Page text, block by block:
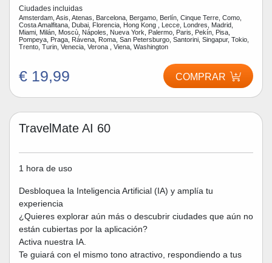
Ciudades incluidas
Amsterdam, Asis, Atenas, Barcelona, Bergamo, Berlín, Cinque Terre, Como,
Costa Amalfitana, Dubai, Florencia, Hong Kong , Lecce, Londres, Madrid,
Miami, Milán, Moscù, Nápoles, Nueva York, Palermo, Paris, Pekín, Pisa,
Pompeya, Praga, Rávena, Roma, San Petersburgo, Santorini, Singapur, Tokio,
Trento, Turin, Venecia, Verona , Viena, Washington
€ 19,99 COMPRAR
TravelMate AI 60
1 hora de uso
Desbloquea la Inteligencia Artificial (IA) y amplía tu
experiencia
¿Quieres explorar aún más o descubrir ciudades que aún no
están cubiertas por la aplicación?
Activa nuestra IA.
Te guiará con el mismo tono atractivo, respondiendo a tus